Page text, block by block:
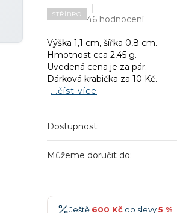
STŘÍBRO 46 hodnocení
Výška 1,1 cm, šířka 0,8 cm.
Hmotnost cca 2,45 g.
Uvedená cena je za pár.
Dárková krabička za 10 Kč.
...číst více
Dostupnost:
Můžeme doručit do:
Ještě 600 Kč do slevy5 %